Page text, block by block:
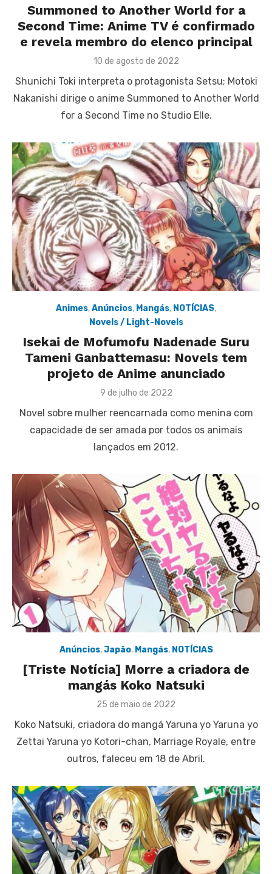
Summoned to Another World for a
Second Time: Anime TV é confirmado
e revela membro do elenco principal
Posted
10 de agosto de 2022
Shunichi Toki interpreta o protagonista Setsu; Motoki
Nakanishi dirige o anime Summoned to Another World
for a Second Time no Studio Elle.
Animes,Anúncios, Mangás, NOTÍCIAS,
Novels / Light-Novels
Isekai de Mofumofu Nadenade Suru
Tameni Ganbattemasu: Novels tem
projeto de Anime anunciado
Posted
9 de julho de 2022
Novel sobre mulher reencarnada como menina com
capacidade de ser amada por todos os animais
lançados em 2012.
Anúncios,Japão, Mangás, NOTÍCIAS
[Triste Notícia] Morre a criadora de
mangás Koko Natsuki
Posted
25 de maio de 2022
Koko Natsuki, criadora do mangá Yaruna yo Yaruna yo
Zettai Yaruna yo Kotori-chan, Marriage Royale, entre
outros, faleceu em 18 de Abril.